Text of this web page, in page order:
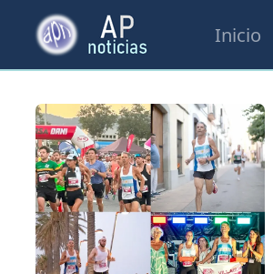
Inicio